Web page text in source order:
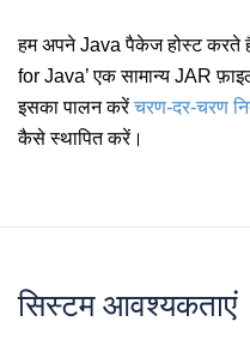
हम अपने Java पैकेज होस्ट करते
for Java’ एक सामान्य JAR
इसका पालन करेंचरण-दर-चरण
कैसे स्थापित करें।
सिस्टम आवश्यकताएं